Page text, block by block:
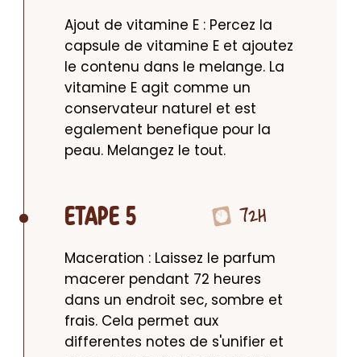
Ajout de vitamine E : Percez la
capsule de vitamine E et ajoutez
le contenu dans le melange. La
vitamine E agit comme un
conservateur naturel et est
egalement benefique pour la
peau. Melangez le tout.
ETAPE 5 72H
Maceration : Laissez le parfum
macerer pendant 72 heures
dans un endroit sec, sombre et
frais. Cela permet aux
differentes notes de s'unifier et